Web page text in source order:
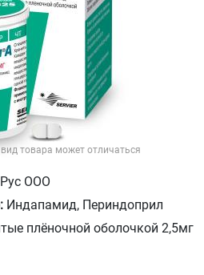
товара может отличаться
ООО
Индапамид, Периндоприл
плёночной оболочкой 2,5мг